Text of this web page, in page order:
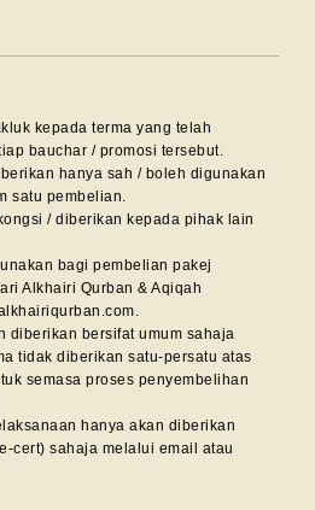
kepada terma yang telah
bauchar / promosi tersebut.
hanya sah / boleh digunakan
satu pembelian.
/ diberikan kepada pihak lain
bagi pembelian pakej
Alkhairi Qurban & Aqiqah
diberikan bersifat umum sahaja
tidak diberikan satu-persatu atas
semasa proses penyembelihan
hanya akan diberikan
cert) sahaja melalui email atau